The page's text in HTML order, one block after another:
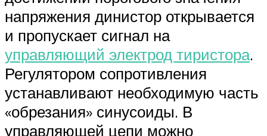
напряжения динистор открывается
и пропускает сигнал на
управляющий электрод тиристора.
Регулятором сопротивления
устанавливают необходимую часть
«обрезания» синусоиды. В
управляющей цепи можно